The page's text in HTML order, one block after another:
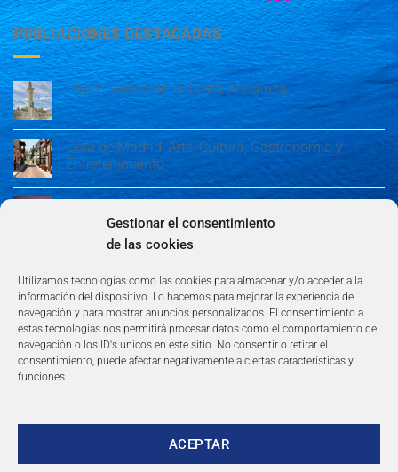
Gestionar el consentimiento
de las cookies
Utilizamos tecnologías como las cookies para almacenar y/o acceder a la
información del dispositivo. Lo hacemos para mejorar la experiencia de
navegación y para mostrar anuncios personalizados. El consentimiento a
estas tecnologías nos permitirá procesar datos como el comportamiento de
navegación o los ID's únicos en este sitio. No consentir o retirar el
consentimiento, puede afectar negativamente a ciertas características y
funciones.
ACEPTAR
PUBLIACIONES DESTACADAS
Cádiz: Tesoro en la Costa Andaluza
Guía de Madrid: Arte, Cultura, Gastronomía y
Entretenimiento
Guía de Madrid: Arte, Cultura, Gastronomía y
Entretenimiento
Copyright 2026 ©360group.es